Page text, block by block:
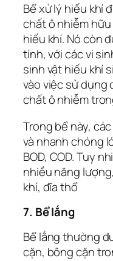
Bể xử lý hiếu khí
chất ô nhiễm
hiếu khí. Nó còn
tính, với các vi
sinh vật hiếu khí
vào việc sử dụng
chất ô nhiễm
Trong bể này,
và nhanh chóng
BOD, COD. Tuy
nhiều năng
khí, đĩa thổ
7. Bể lắng
Bể lắng thường
cặn, bông cặn